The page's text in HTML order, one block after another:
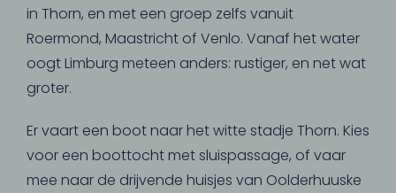
in Thorn, en met een groep zelfs vanuit
Roermond, Maastricht of Venlo. Vanaf het water
oogt Limburg meteen anders: rustiger, en net wat
groter.
Er vaart een boot naar het witte stadje Thorn. Kies
voor een boottocht met sluispassage, of vaar
mee naar de drijvende huisjes van Oolderhuuske